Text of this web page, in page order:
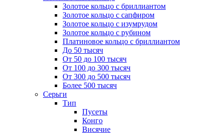
Золотое кольцо с бриллиантом
Золотое кольцо с сапфиром
Золотое кольцо с изумрудом
Золотое кольцо с рубином
Платиновое кольцо с бриллиантом
До 50 тысяч
От 50 до 100 тысяч
От 100 до 300 тысяч
От 300 до 500 тысяч
Более 500 тысяч
Серьги
Тип
Пусеты
Конго
Висячие